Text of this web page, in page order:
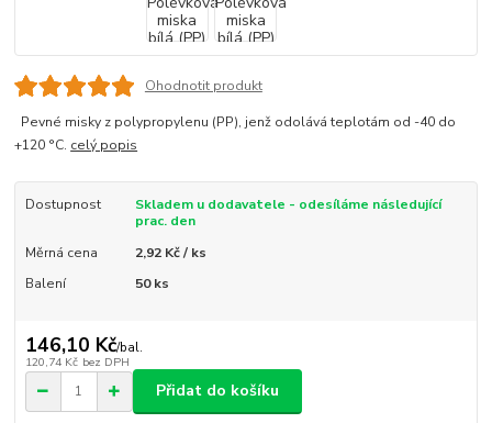
Ohodnotit produkt
Pevné misky z polypropylenu (PP), jenž odolává teplotám od -40 do
+120 °C. celý popis
Dostupnost
Skladem u dodavatele - odesíláme následující
prac. den
Měrná cena
2,92 Kč / ks
Balení
50 ks
146,10 Kč/bal.
120,74 Kč bez DPH
Přidat do košíku